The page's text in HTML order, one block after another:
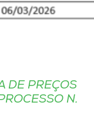
DE PREÇOS
N.